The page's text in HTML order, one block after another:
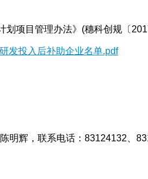
目管理办法》(穗科创规〔
发投入后补助企业名单.pdf
辉，联系电话：83124132、